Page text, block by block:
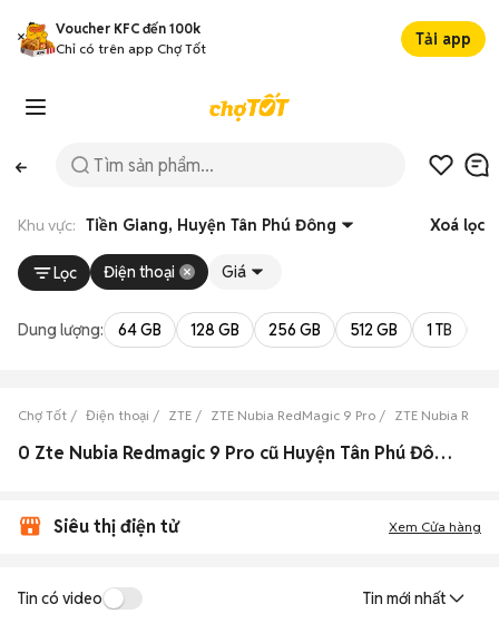
Voucher KFC đến 100k
Chỉ có trên app Chợ Tốt
Tải app
Khu vực: Tiền Giang, Huyện Tân Phú Đông Xoá lọc
Lọc Điện thoại Giá
Dung lượng: 64 GB 128 GB 256 GB 512 GB 1 TB
Chợ Tốt Điện thoại ZTE ZTE Nubia RedMagic 9 Pro ZTE Nubia
0 Zte Nubia Redmagic 9 Pro cũ Huyện Tân Phú Đông, Tiền Giang đẹp
Siêu thị điện tử Xem Cửa hàng
Tin có video Tin mới nhất